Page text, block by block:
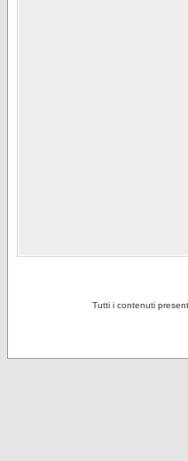
Tutti i contenuti